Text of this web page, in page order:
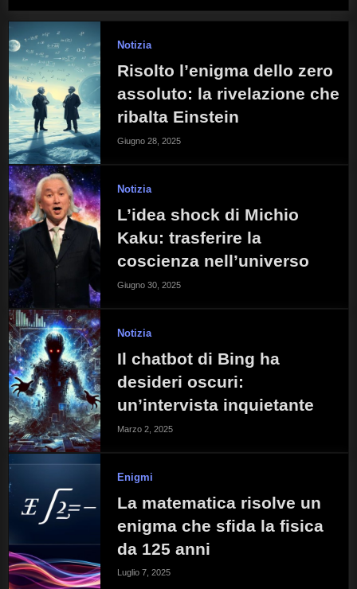
Notizia
Risolto l’enigma dello zero
assoluto: la rivelazione che
ribalta Einstein
Giugno 28, 2025
Notizia
L’idea shock di Michio
Kaku: trasferire la
coscienza nell’universo
Giugno 30, 2025
Notizia
Il chatbot di Bing ha
desideri oscuri:
un’intervista inquietante
Marzo 2, 2025
Enigmi
La matematica risolve un
enigma che sfida la fisica
da 125 anni
Luglio 7, 2025